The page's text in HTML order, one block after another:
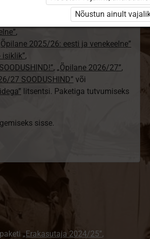
2024/25 – isiklik”,
,
2025/26: eesti ja venekeelne”
isiklik”,
, „Õpilane 2026/27”,
27 SOODUSHIND” või
litsentsi. Paketiga tutvumiseks
sisse.
„Erakasutaja 2024/25”,
Nõustun ainult